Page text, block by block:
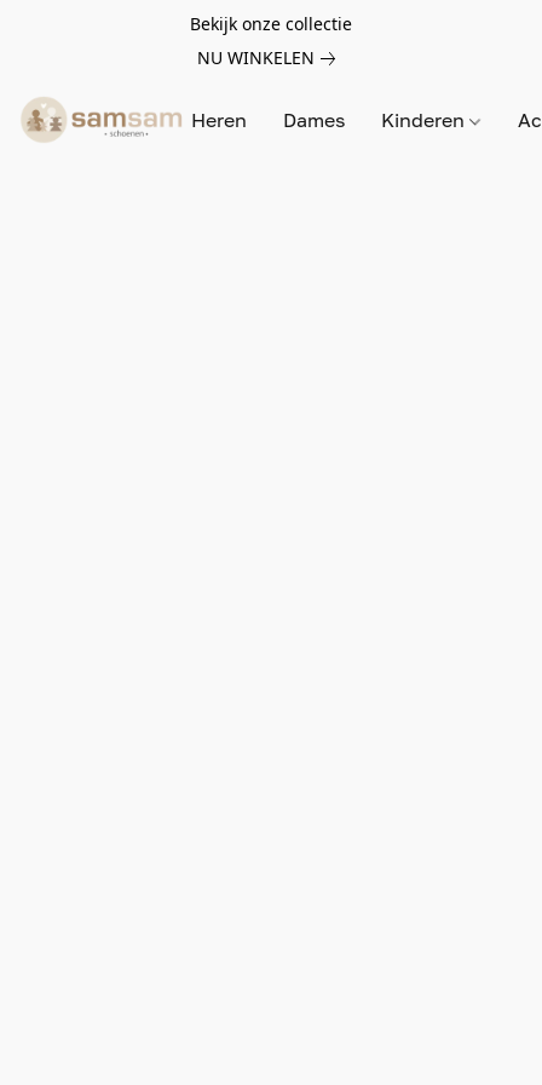
Bekijk onze collectie
NU WINKELEN
Heren Dames Kinderen